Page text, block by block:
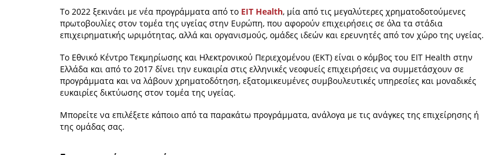
Το 2022 ξεκινάει με νέα προγράμματα από το EIT Health, μία από τις μεγαλύτερες χρηματοδοτούμενες
πρωτοβουλίες στον τομέα της υγείας στην Ευρώπη, που αφορούν επιχειρήσεις σε όλα τα στάδια
επιχειρηματικής ωριμότητας, αλλά και οργανισμούς, ομάδες ιδεών και ερευνητές από τον χώρο της υγείας.
Το Εθνικό Κέντρο Τεκμηρίωσης και Ηλεκτρονικού Περιεχομένου (ΕΚΤ) είναι ο κόμβος του EIT Health στην
Ελλάδα και από το 2017 δίνει την ευκαιρία στις ελληνικές νεοφυείς επιχειρήσεις να συμμετάσχουν σε
προγράμματα και να λάβουν χρηματοδότηση, εξατομικευμένες συμβουλευτικές υπηρεσίες και μοναδικές
ευκαιρίες δικτύωσης στον τομέα της υγείας.
Μπορείτε να επιλέξετε κάποιο από τα παρακάτω προγράμματα, ανάλογα με τις ανάγκες της επιχείρησης ή
της ομάδας σας.